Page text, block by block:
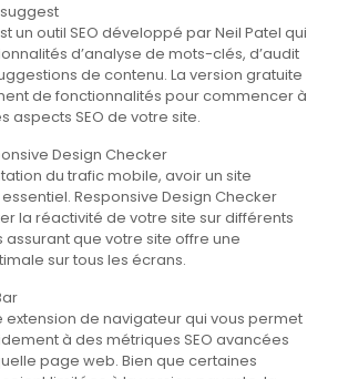
un outil SEO développé par Neil Patel qui
d’analyse de mots-clés, d’audit
de contenu. La version gratuite
de fonctionnalités pour commencer à
aspects SEO de votre site.
Design Checker
du trafic mobile, avoir un site
Responsive Design Checker
la réactivité de votre site sur différents
assurant que votre site offre une
sur tous les écrans.
extension de navigateur qui vous permet
à des métriques SEO avancées
page web. Bien que certaines